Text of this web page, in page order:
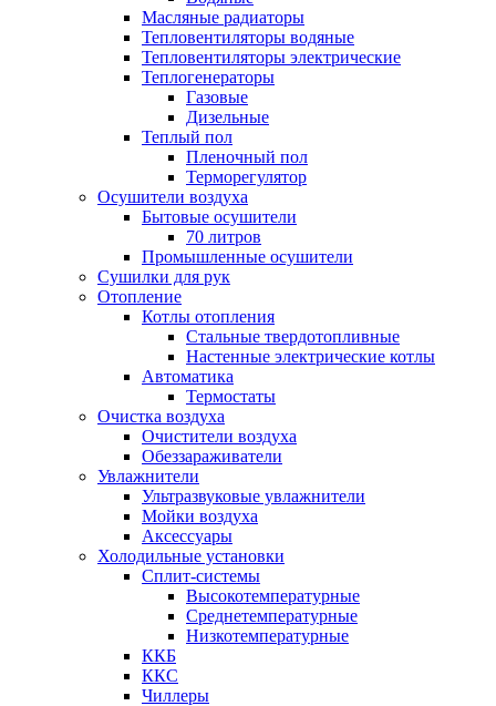
Масляные радиаторы
Тепловентиляторы водяные
Тепловентиляторы электрические
Теплогенераторы
Газовые
Дизельные
Теплый пол
Пленочный пол
Терморегулятор
Осушители воздуха
Бытовые осушители
70 литров
Промышленные осушители
Сушилки для рук
Отопление
Котлы отопления
Стальные твердотопливные
Настенные электрические котлы
Автоматика
Термостаты
Очистка воздуха
Очистители воздуха
Обеззараживатели
Увлажнители
Ультразвуковые увлажнители
Мойки воздуха
Аксессуары
Холодильные установки
Сплит-системы
Высокотемпературные
Среднетемпературные
Низкотемпературные
ККБ
ККС
Чиллеры